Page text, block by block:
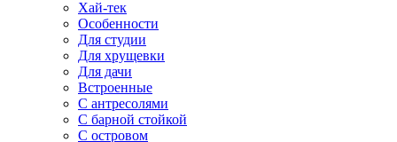
Хай-тек
Особенности
Для студии
Для хрущевки
Для дачи
Встроенные
С антресолями
С барной стойкой
С островом